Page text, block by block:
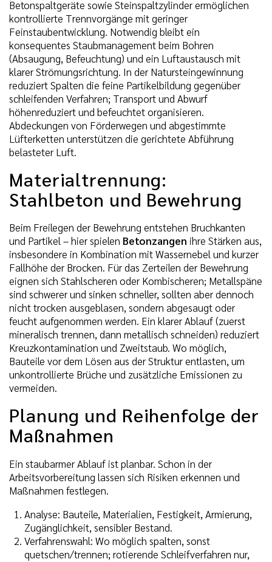
Betonspaltgeräte sowie Steinspaltzylinder ermöglichen
kontrollierte Trennvorgänge mit geringer
Feinstaubentwicklung. Notwendig bleibt ein
konsequentes Staubmanagement beim Bohren
(Absaugung, Befeuchtung) und ein Luftaustausch mit
klarer Strömungsrichtung. In der Natursteingewinnung
reduziert Spalten die feine Partikelbildung gegenüber
schleifenden Verfahren; Transport und Abwurf
höhenreduziert und befeuchtet organisieren.
Abdeckungen von Förderwegen und abgestimmte
Lüfterketten unterstützen die gerichtete Abführung
belasteter Luft.
Materialtrennung:
Stahlbeton und Bewehrung
Beim Freilegen der Bewehrung entstehen Bruchkanten
und Partikel – hier spielen Betonzangen ihre Stärken aus,
insbesondere in Kombination mit Wassernebel und kurzer
Fallhöhe der Brocken. Für das Zerteilen der Bewehrung
eignen sich Stahlscheren oder Kombischeren; Metallspäne
sind schwerer und sinken schneller, sollten aber dennoch
nicht trocken ausgeblasen, sondern abgesaugt oder
feucht aufgenommen werden. Ein klarer Ablauf (zuerst
mineralisch trennen, dann metallisch schneiden) reduziert
Kreuzkontamination und Zweitstaub. Wo möglich,
Bauteile vor dem Lösen aus der Struktur entlasten, um
unkontrollierte Brüche und zusätzliche Emissionen zu
vermeiden.
Planung und Reihenfolge der
Maßnahmen
Ein staubarmer Ablauf ist planbar. Schon in der
Arbeitsvorbereitung lassen sich Risiken erkennen und
Maßnahmen festlegen.
Analyse: Bauteile, Materialien, Festigkeit, Armierung,
Zugänglichkeit, sensibler Bestand.
Verfahrenswahl: Wo möglich spalten, sonst
quetschen/trennen; rotierende Schleifverfahren nur,